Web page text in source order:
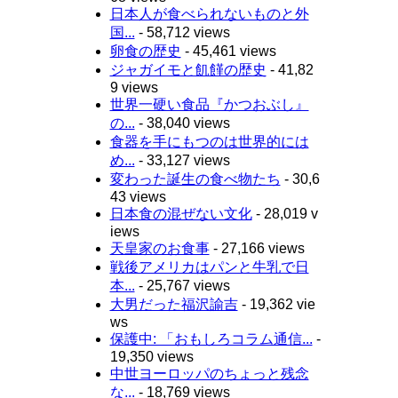
日本人が食べられないものと外
国... - 58,712 views
卵食の歴史 - 45,461 views
ジャガイモと飢饉の歴史 - 41,82
9 views
世界一硬い食品『かつおぶし』
の... - 38,040 views
食器を手にもつのは世界的には
め... - 33,127 views
変わった誕生の食べ物たち - 30,6
43 views
日本食の混ぜない文化- 28,019 v
iews
天皇家のお食事- 27,166 views
戦後アメリカはパンと牛乳で日
本... - 25,767 views
大男だった福沢諭吉- 19,362 vie
ws
保護中: 「おもしろコラム通信... -
19,350 views
中世ヨーロッパのちょっと残念
な... - 18,769 views